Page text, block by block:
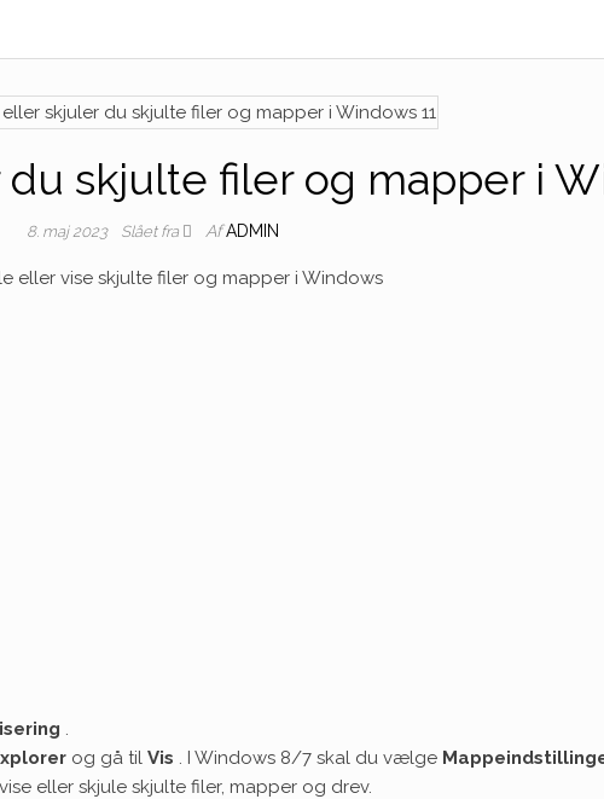
skjulte filer og mapper i
8. maj 2023 Slået fra Af ADMIN
eller vise skjulte filer og mapper i Windows
.
og gå til Vis . I Windows 8/7 skal du vælge
eller skjule skjulte filer, mapper og drev.